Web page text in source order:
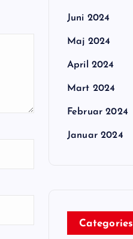
Juni 2024
Maj 2024
April 2024
Mart 2024
Februar 2024
Januar 2024
Categories